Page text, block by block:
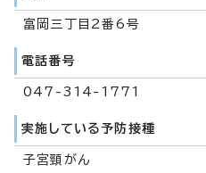
富岡三丁目2番6号
電話番号
047-314-1771
実施している予防接種
子宮頸がん